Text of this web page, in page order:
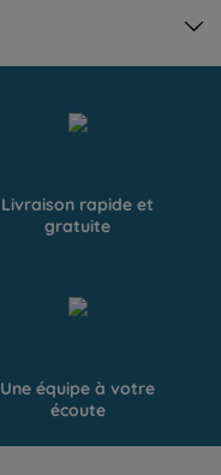
Livraison rapide et
gratuite
Une équipe à votre
écoute